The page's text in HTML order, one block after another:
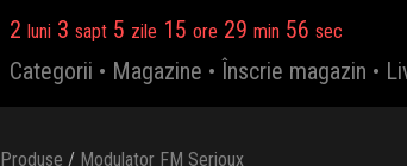
2 luni 3 sapt 5 zile 15 ore 29 min 56 sec
Categorii • Magazine • Înscrie magazin •
Produse / Modulator FM Serioux